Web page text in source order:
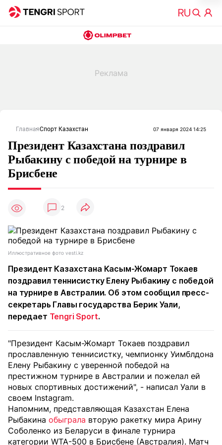
ГлавнаяСпорт Казахстан 07 января 2024 14:25
Президент Казахстана поздравил
Рыбакину с победой на турнире в
Брисбене
2
Иллюстративное фото vesti.kz
Президент Казахстана Касым-Жомарт Токаев
поздравил теннисистку Елену Рыбакину с победой
на турнире в Австралии. Об этом сообщил пресс-
секретарь Главы государства Берик Уали,
передает Tengri Sport.
"Президент Касым-Жомарт Токаев поздравил
прославленную теннисистку, чемпионку Уимблдона
Елену Рыбакину с уверенной победой на
престижном турнире в Австралии и пожелал ей
новых спортивных достижений", - написал Уали в
своем Instagram.
Напомним, представляющая Казахстан Елена
Рыбакина обыграла вторую ракетку мира Арину
Соболенко из Беларуси в финале турнира
категории WTA-500 в Брисбене (Австралия). Матч